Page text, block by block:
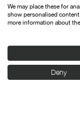
We may place these for
show personalised
more information about
Deny